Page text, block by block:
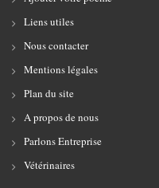
Liens utiles
Nous contacter
Mentions légales
Plan du site
A propos de nous
Parlons Entreprise
Vétérinaires